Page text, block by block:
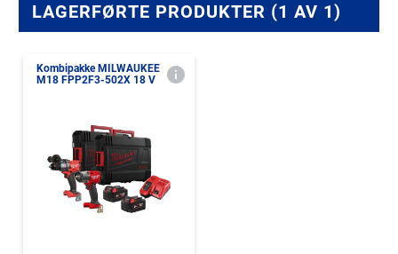
LAGERFØRTE PRODUKTER (1 AV 1)
Kombipakke MILWAUKEE
M18 FPP2F3-502X 18 V